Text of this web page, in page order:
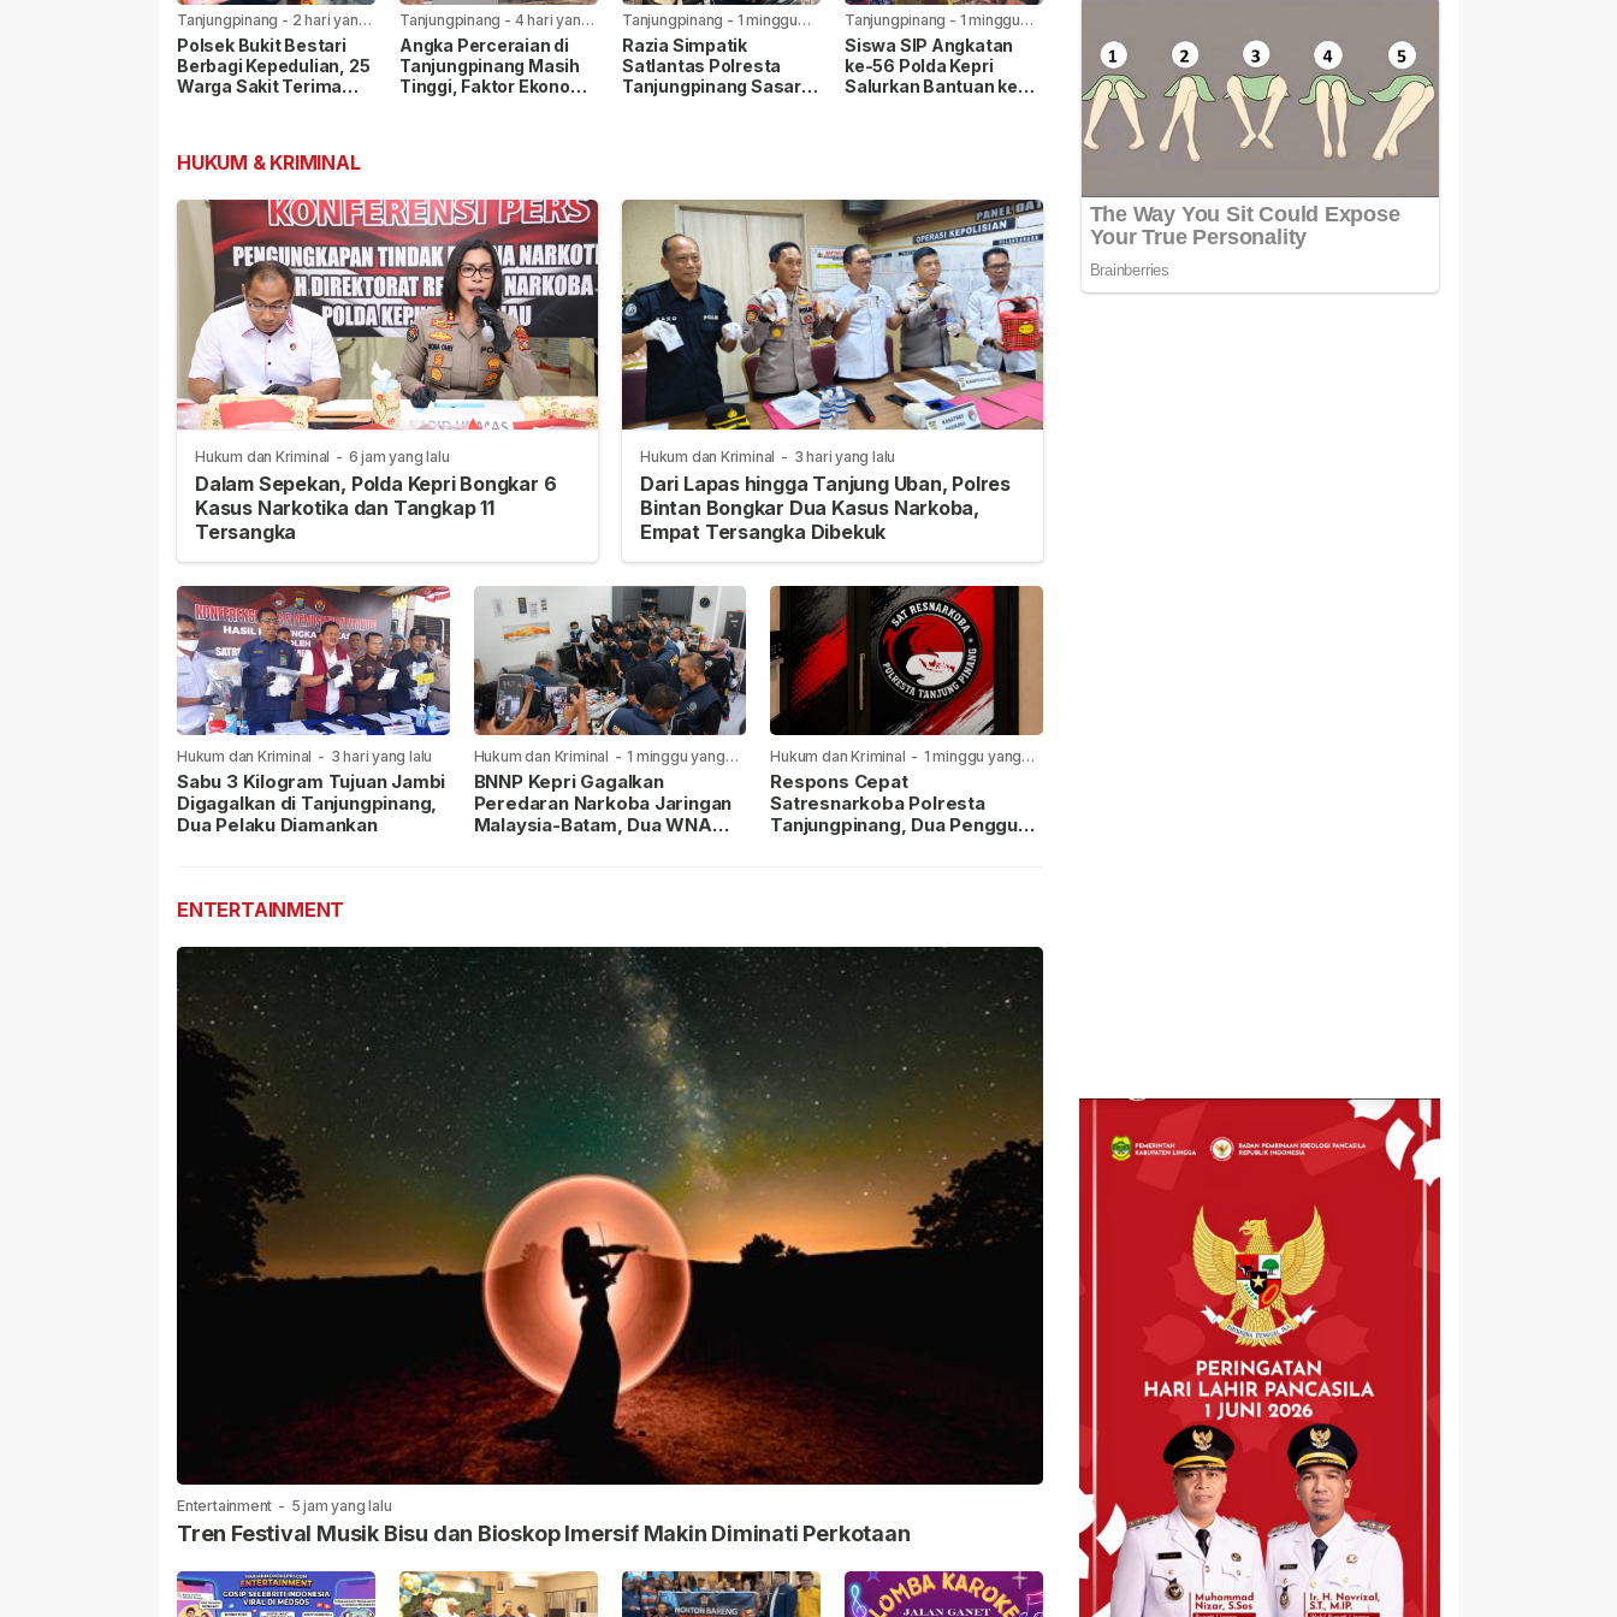
Tanjungpinang - 2 hari yang
lalu
Polsek Bukit Bestari
Berbagi Kepedulian, 25
Warga Sakit Terima
Tanjungpinang - 4 hari yang
lalu
Angka Perceraian di
Tanjungpinang Masih
Tinggi, Faktor Ekonomi
Tanjungpinang - 1 minggu
yang lalu
Razia Simpatik
Satlantas Polresta
Tanjungpinang Sasar
Tanjungpinang - 1 minggu
yang lalu
Siswa SIP Angkatan
ke-56 Polda Kepri
Salurkan Bantuan ke
HUKUM & KRIMINAL
Hukum dan Kriminal - 6 jam yang lalu
Dalam Sepekan, Polda Kepri Bongkar 6
Kasus Narkotika dan Tangkap 11
Tersangka
Hukum dan Kriminal - 3 hari yang lalu
Dari Lapas hingga Tanjung Uban, Polres
Bintan Bongkar Dua Kasus Narkoba,
Empat Tersangka Dibekuk
Hukum dan Kriminal - 3 hari yang lalu
Sabu 3 Kilogram Tujuan Jambi
Digagalkan di Tanjungpinang,
Dua Pelaku Diamankan
Hukum dan Kriminal - 1 minggu yang
lalu
BNNP Kepri Gagalkan
Peredaran Narkoba Jaringan
Malaysia-Batam, Dua WNA
Hukum dan Kriminal - 1 minggu yang
lalu
Respons Cepat
Satresnarkoba Polresta
Tanjungpinang, Dua Pengguna
ENTERTAINMENT
Entertainment - 5 jam yang lalu
Tren Festival Musik Bisu dan Bioskop Imersif Makin Diminati Perkotaan